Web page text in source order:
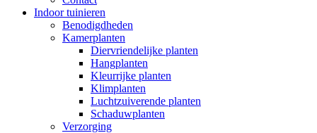
Indoor tuinieren
Benodigdheden
Kamerplanten
Diervriendelijke planten
Hangplanten
Kleurrijke planten
Klimplanten
Luchtzuiverende planten
Schaduwplanten
Verzorging